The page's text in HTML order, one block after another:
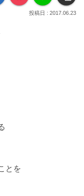
2017.06.23
とを